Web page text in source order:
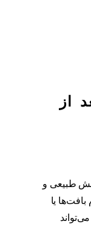
از
طبیعی و
یا